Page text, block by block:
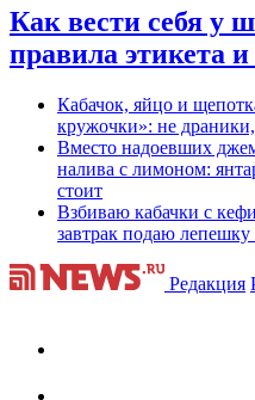
Как вести себя у
правила этикета и
Кабачок, яйцо и
кружочки»: не
Вместо надоевших
налива с лимоном:
стоит
Взбиваю кабачки с
завтрак подаю
Редакция